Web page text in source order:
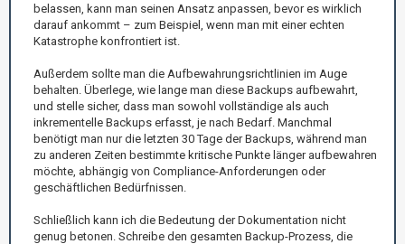
belassen, kann man seinen Ansatz anpassen, bevor es wirklich
darauf ankommt – zum Beispiel, wenn man mit einer echten
Katastrophe konfrontiert ist.
Außerdem sollte man die Aufbewahrungsrichtlinien im Auge
behalten. Überlege, wie lange man diese Backups aufbewahrt,
und stelle sicher, dass man sowohl vollständige als auch
inkrementelle Backups erfasst, je nach Bedarf. Manchmal
benötigt man nur die letzten 30 Tage der Backups, während man
zu anderen Zeiten bestimmte kritische Punkte länger aufbewahren
möchte, abhängig von Compliance-Anforderungen oder
geschäftlichen Bedürfnissen.
Schließlich kann ich die Bedeutung der Dokumentation nicht
genug betonen. Schreibe den gesamten Backup-Prozess, die